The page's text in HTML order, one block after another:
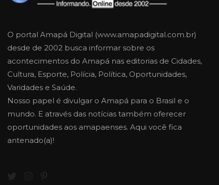
O portal Amapá Digital (www.amapadigital.com.br)
desde de 2002 busca informar sobre os
acontecimentos do Amapá nas editorias de Cidades,
Cultura, Esporte, Polícia, Política, Oportunidades,
Varidades e Saúde.
Nosso papel é divulgar o Amapá para o Brasil e o
mundo. E através das notícias também oferecer
oportunidades aos amapaenses. Aqui você fica
antenado(a)!